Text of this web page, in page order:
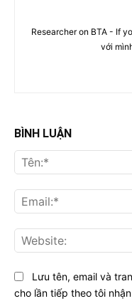
Researcher on BTA - If
với
BÌNH LUẬN
Lưu tên, email và
cho lần tiếp theo tôi